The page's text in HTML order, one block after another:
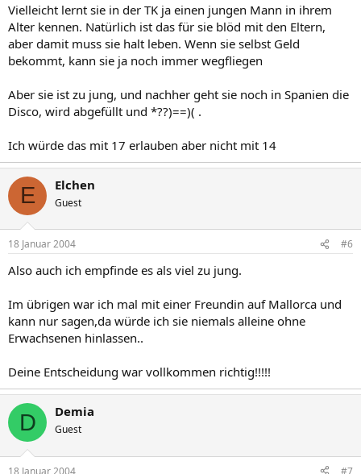
Vielleicht lernt sie in der TK ja einen jungen Mann in ihrem
Alter kennen. Natürlich ist das für sie blöd mit den Eltern,
aber damit muss sie halt leben. Wenn sie selbst Geld
bekommt, kann sie ja noch immer wegfliegen
Aber sie ist zu jung, und nachher geht sie noch in Spanien die
Disco, wird abgefüllt und *??)==)( .
Ich würde das mit 17 erlauben aber nicht mit 14
E Elchen
Guest
18 Januar 2004 #6
Also auch ich empfinde es als viel zu jung.
Im übrigen war ich mal mit einer Freundin auf Mallorca und
kann nur sagen,da würde ich sie niemals alleine ohne
Erwachsenen hinlassen..
Deine Entscheidung war vollkommen richtig!!!!!
D Demia
Guest
18 Januar 2004 #7